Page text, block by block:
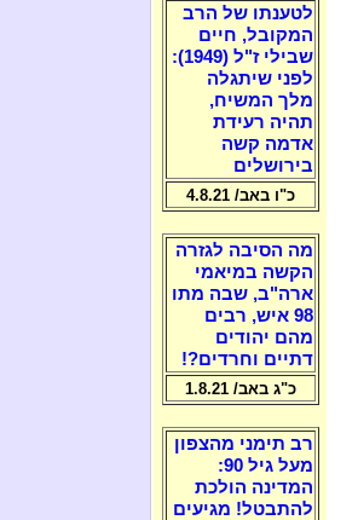
לטענתו של הרב
המקובל, חיים
שבילי ז"ל (1949):
לפני שיתגלה
מלך המשיח,
תהיה רעידת
אדמה קשה
בירושלים
כ"ו באב/ 4.8.21
מה הסיבה לגזרה
הקשה במיאמי
ארה"ב, שבה מתו
98 איש, רבים
מהם יהודים
דתיים וחרדים?!
כ"ג באב/ 1.8.21
רב תימני מהצפון
מעל גיל 90:
המדינה הולכת
להתבטל! מגיעים